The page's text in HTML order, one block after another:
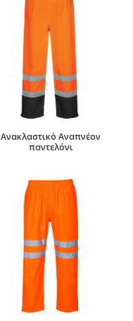
Ανακλαστικό Αναπνέον
παντελόνι